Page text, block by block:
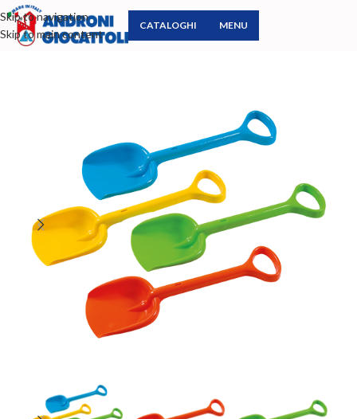
Skip to navigation
Skip to main content
CATALOGHI MENU